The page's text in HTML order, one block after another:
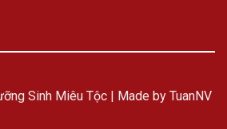
Sinh Miêu Tộc | Made by TuanNV